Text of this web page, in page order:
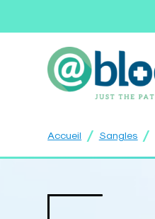
Accueil / Sangles /